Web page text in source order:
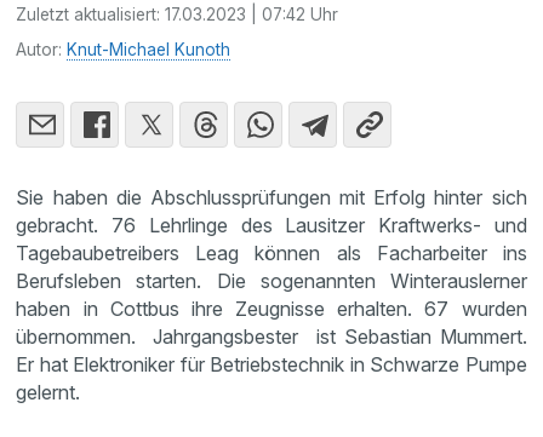
Zuletzt aktualisiert:17.03.2023 | 07:42 Uhr
Autor: Knut-Michael Kunoth
Sie haben die Abschlussprüfungen mit Erfolg hinter sich
gebracht. 76 Lehrlinge des Lausitzer Kraftwerks- und
Tagebaubetreibers Leag können als Facharbeiter ins
Berufsleben starten. Die sogenannten Winterauslerner
haben in Cottbus ihre Zeugnisse erhalten. 67 wurden
übernommen. Jahrgangsbester ist Sebastian Mummert.
Er hat Elektroniker für Betriebstechnik in Schwarze Pumpe
gelernt.